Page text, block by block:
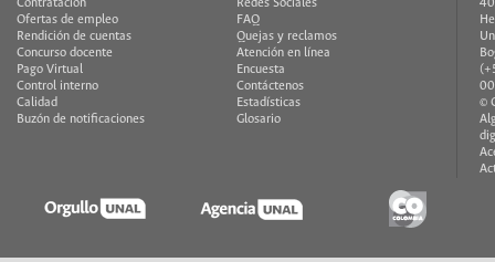
Contratación
Ofertas de empleo
Rendición de cuentas
Concurso docente
Pago Virtual
Control interno
Calidad
Buzón de notificaciones
Redes Sociales
FAQ
Quejas y reclamos
Atención en línea
Encuesta
Contáctenos
Estadísticas
Glosario
©